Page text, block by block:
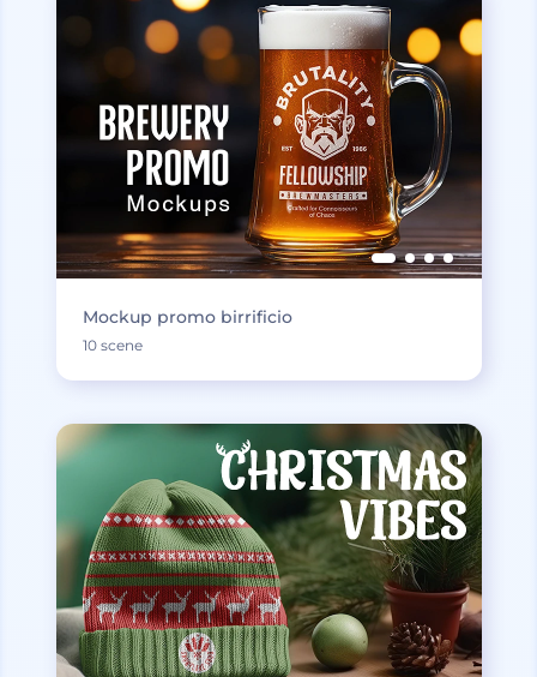
Mockup promo birrificio
10 scene